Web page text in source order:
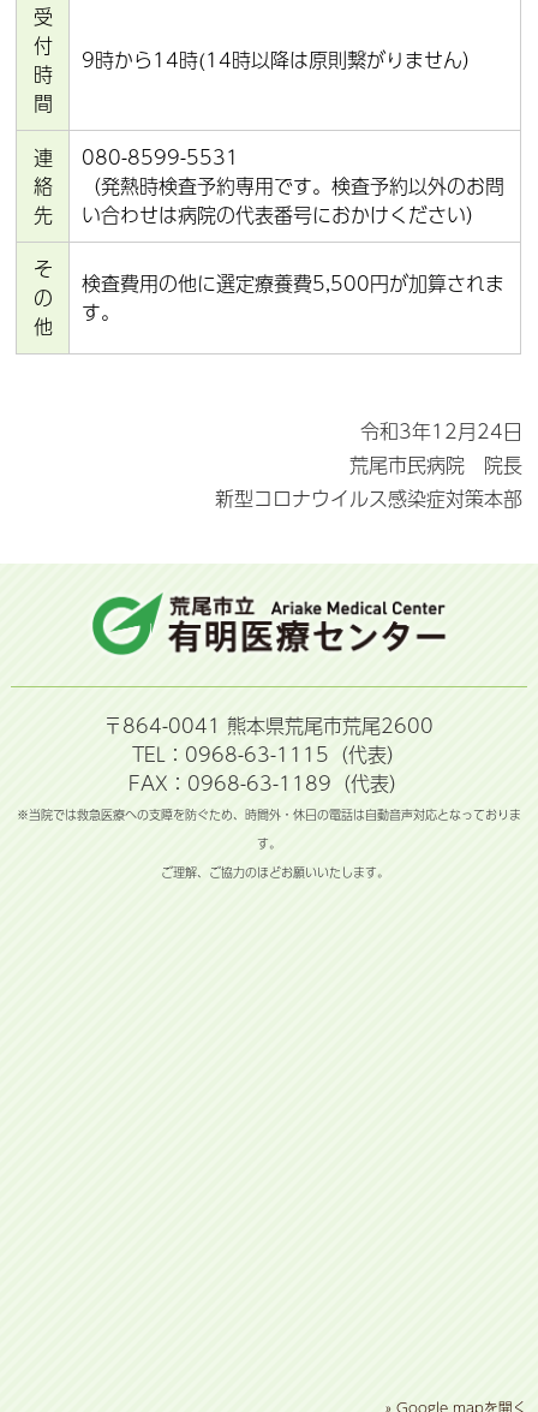
受
付
時
間
9時から14時(14時以降は原則繋がりません）
連
絡
先
080-8599-5531
（発熱時検査予約専用です。検査予約以外のお問
い合わせは病院の代表番号におかけください）
そ
の
他
検査費用の他に選定療養費5,500円が加算されま
す。
令和3年12月24日
荒尾市民病院 院長
新型コロナウイルス感染症対策本部
〒864-0041 熊本県荒尾市荒尾2600
TEL：0968-63-1115（代表）
FAX：0968-63-1189（代表）
※当院では救急医療への支障を防ぐため、時間外・休日の電話は自動音声対応となっておりま
す。
ご理解、ご協力のほどお願いいたします。
» Google mapを開く